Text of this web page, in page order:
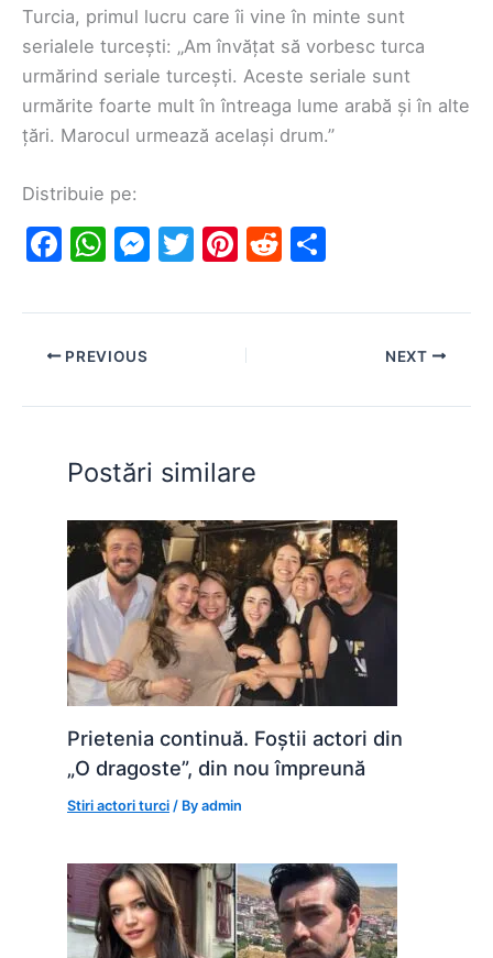
Turcia, primul lucru care îi vine în minte sunt
serialele turcești: „Am învățat să vorbesc turca
urmărind seriale turcești. Aceste seriale sunt
urmărite foarte mult în întreaga lume arabă și în alte
țări. Marocul urmează același drum.”
Distribuie pe:
F
c
e
o
o
k
W
at
s
p
p
M
s
n
g
er
T
itt
Pi
er
e
R
d ar
PREVIOUS NEXT
Postări similare
Prietenia continuă. Foștii actori din
„O dragoste”, din nou împreună
Stiri actori turci / Byadmin